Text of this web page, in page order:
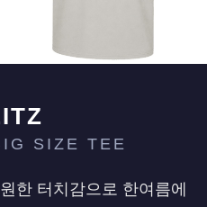
SIZE TEE
한 터치감으로 한여름에